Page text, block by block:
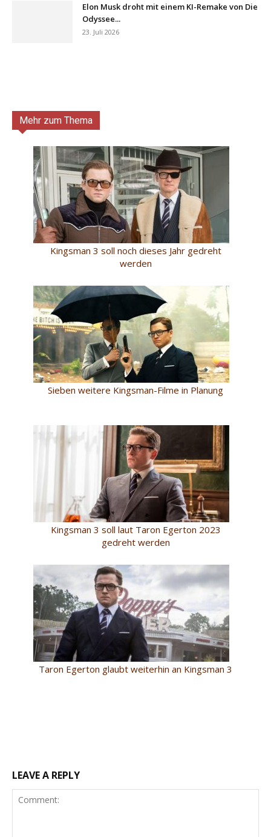
Elon Musk droht mit einem KI-Remake von Die
Odyssee...
23. Juli 2026
Mehr zum Thema
Kingsman 3 soll noch dieses Jahr gedreht
werden
Sieben weitere Kingsman-Filme in Planung
Kingsman 3 soll laut Taron Egerton 2023
gedreht werden
Taron Egerton glaubt weiterhin an Kingsman 3
LEAVE A REPLY